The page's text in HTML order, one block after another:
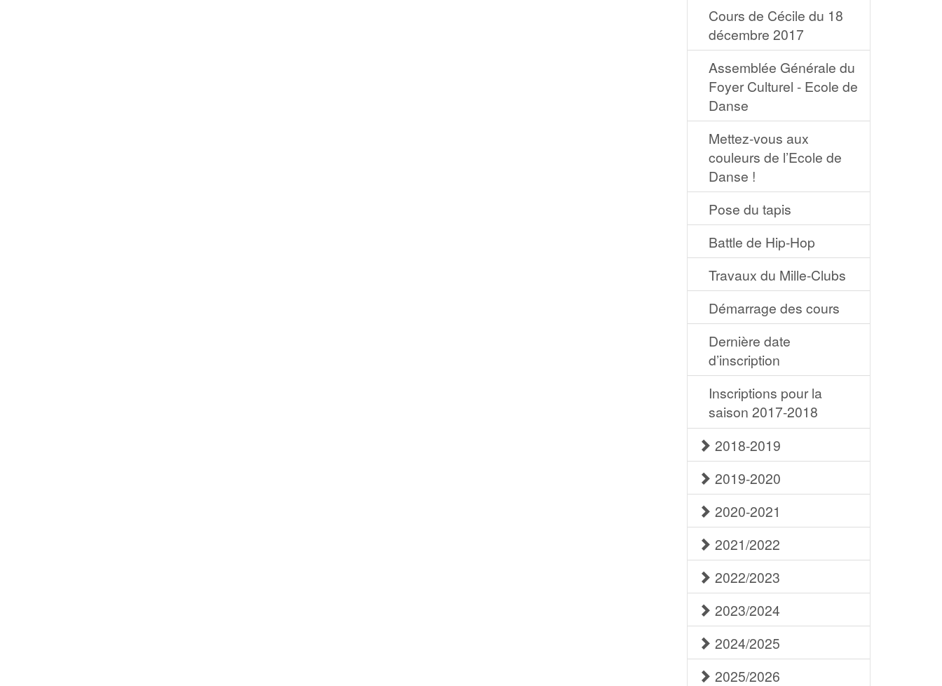
Cours de Cécile du 18
décembre 2017
Assemblée Générale du
Foyer Culturel - Ecole de
Danse
Mettez-vous aux
couleurs de l’Ecole de
Danse !
Pose du tapis
Battle de Hip-Hop
Travaux du Mille-Clubs
Démarrage des cours
Dernière date
d’inscription
Inscriptions pour la
saison 2017-2018
2018-2019
2019-2020
2020-2021
2021/2022
2022/2023
2023/2024
2024/2025
2025/2026